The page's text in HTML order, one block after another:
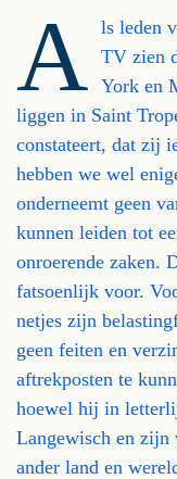
A ls leden
TV zien
York en
liggen in Saint
constateert, dat zij
hebben we wel
onderneemt geen
kunnen leiden tot
onroerende zaken.
fatsoenlijk voor.
netjes zijn
geen feiten en
aftrekposten te
hoewel hij in
Langewisch en zijn
ander land en